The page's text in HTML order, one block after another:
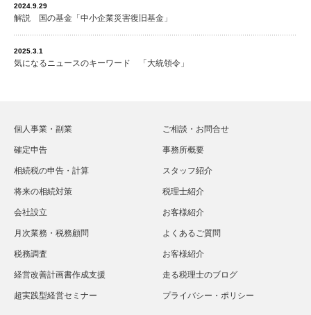
2024.9.29
解説 国の基金「中小企業災害復旧基金」
2025.3.1
気になるニュースのキーワード 「大統領令」
個人事業・副業
確定申告
相続税の申告・計算
将来の相続対策
会社設立
月次業務・税務顧問
税務調査
経営改善計画書作成支援
超実践型経営セミナー
ご相談・お問合せ
事務所概要
スタッフ紹介
税理士紹介
お客様紹介
よくあるご質問
お客様紹介
走る税理士のブログ
プライバシー・ポリシー